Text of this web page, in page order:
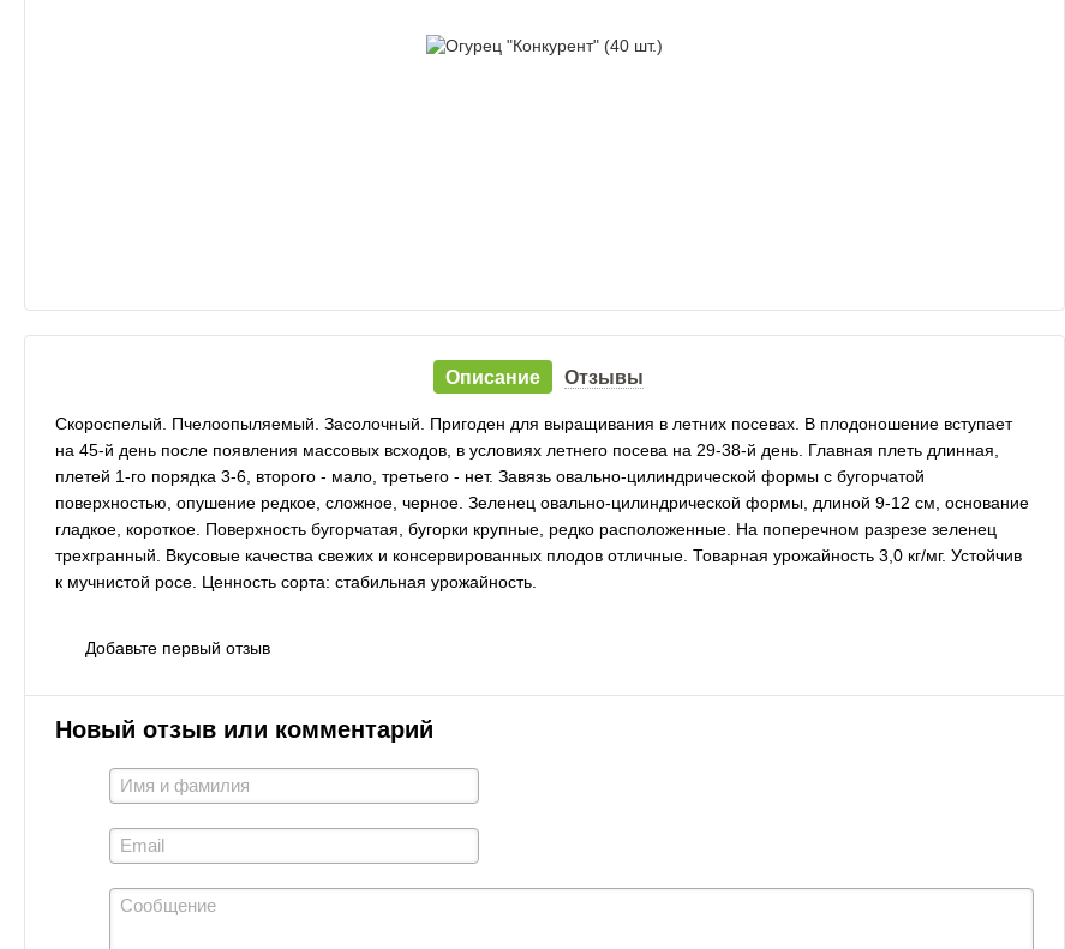
Описание Отзывы
Скороспелый. Пчелоопыляемый. Засолочный. Пригоден для выращивания в летних посевах. В плодоношение вступает
на 45-й день после появления массовых всходов, в условиях летнего посева на 29-38-й день. Главная плеть длинная,
плетей 1-го порядка 3-6, второго - мало, третьего - нет. Завязь овально-цилиндрической формы с бугорчатой
поверхностью, опушение редкое, сложное, черное. Зеленец овально-цилиндрической формы, длиной 9-12 см, основание
гладкое, короткое. Поверхность бугорчатая, бугорки крупные, редко расположенные. На поперечном разрезе зеленец
трехгранный. Вкусовые качества свежих и консервированных плодов отличные. Товарная урожайность 3,0 кг/мг. Устойчив
к мучнистой росе. Ценность сорта: стабильная урожайность.
Добавьте первый отзыв
Новый отзыв или комментарий